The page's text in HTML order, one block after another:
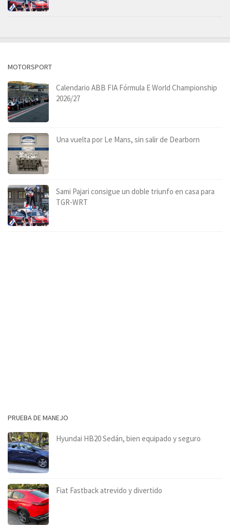
MOTORSPORT
Calendario ABB FIA Fórmula E World Championship
2026/27
Una vuelta por Le Mans, sin salir de Dearborn
Sami Pajari consigue un doble triunfo en casa para
TGR-WRT
PRUEBA DE MANEJO
Hyundai HB20 Sedán, bien equipado y seguro
Fiat Fastback atrevido y divertido